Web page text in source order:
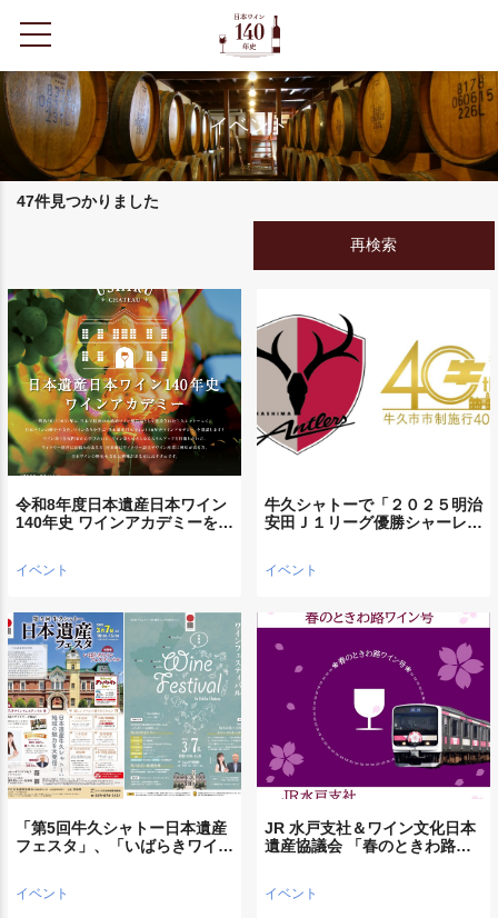
toggle navigation
イベント
47件見つかりました
令和8年度日本遺産日本ワイン
140年史 ワインアカデミーを…
イベント
牛久シャトーで「２０２５明治
安田Ｊ１リーグ優勝シャーレ…
イベント
「第5回牛久シャトー日本遺産
フェスタ」、「いばらきワイ…
イベント
JR 水戸支社＆ワイン文化日本
遺産協議会 「春のときわ路…
イベント